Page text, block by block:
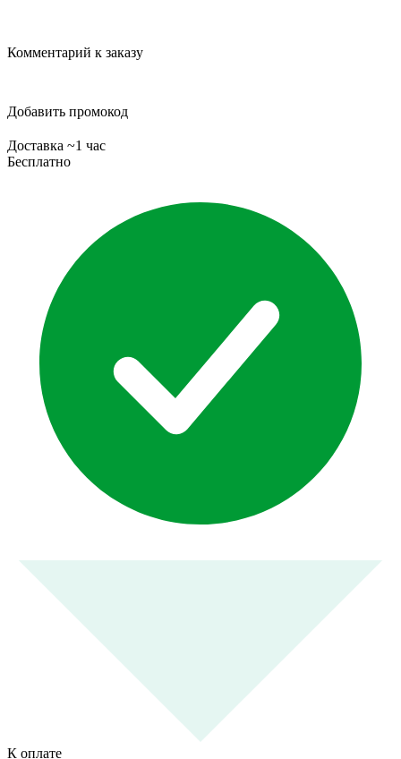
Комментарий к заказу
Добавить промокод
Доставка ~1 час
Бесплатно
К оплате